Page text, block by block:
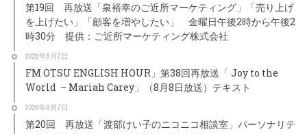
第19回 再放送「泉裕幸のご近所マーケティング」「売り上げ
を上げたい」「顧客を増やしたい」 金曜日午後2時から午後2
時30分 提供：ご近所マーケティング株式会社
2026年8月7日
FM OTSU ENGLISH HOUR」第38回再放送「 Joy to the
World – Mariah Carey」（8月8日放送）テキスト
2026年8月7日
第20回 再放送「渡部けい子のニコニコ相談室」パーソナリテ